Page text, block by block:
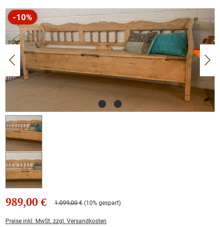
Bildergalerie überspringen
-10%
Rabatt
989,00 € 1.099,00 € (10% gespart)
Preise inkl. MwSt. zzgl. Versandkosten